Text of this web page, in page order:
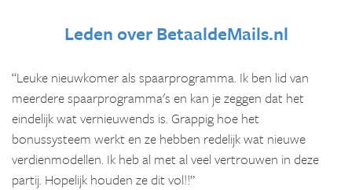
Leden over BetaaldeMails.nl
“Leuke nieuwkomer als spaarprogramma. Ik ben lid van
meerdere spaarprogramma's en kan je zeggen dat het
eindelijk wat vernieuwends is. Grappig hoe het
bonussysteem werkt en ze hebben redelijk wat nieuwe
verdienmodellen. Ik heb al met al veel vertrouwen in deze
partij. Hopelijk houden ze dit vol!!”